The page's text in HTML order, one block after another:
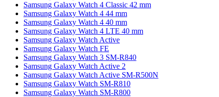
Samsung Galaxy Watch 4 Classic 42 mm
Samsung Galaxy Watch 4 44 mm
Samsung Galaxy Watch 4 40 mm
Samsung Galaxy Watch 4 LTE 40 mm
Samsung Galaxy Watch Active
Samsung Galaxy Watch FE
Samsung Galaxy Watch 3 SM-R840
Samsung Galaxy Watch Active 2
Samsung Galaxy Watch Active SM-R500N
Samsung Galaxy Watch SM-R810
Samsung Galaxy Watch SM-R800